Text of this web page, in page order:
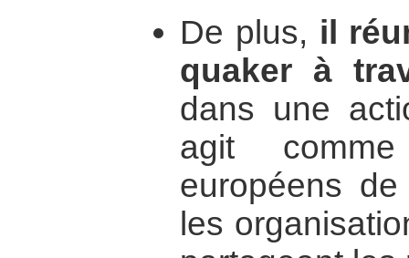
De plus, il
quaker à
dans une
agit
européens
les